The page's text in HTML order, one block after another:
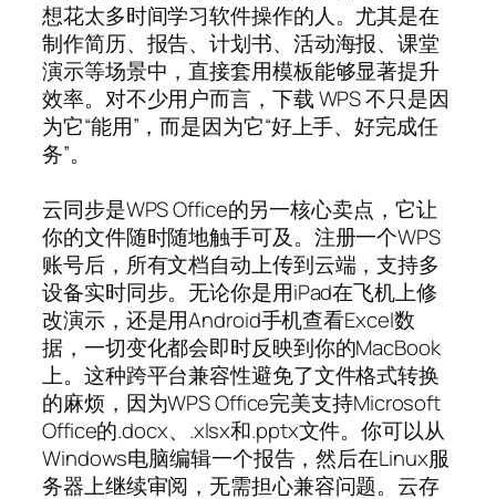
想花太多时间学习软件操作的人。尤其是在
制作简历、报告、计划书、活动海报、课堂
演示等场景中，直接套用模板能够显著提升
效率。对不少用户而言，下载 WPS 不只是因
为它“能用”，而是因为它“好上手、好完成任
务”。
云同步是WPS Office的另一核心卖点，它让
你的文件随时随地触手可及。注册一个WPS
账号后，所有文档自动上传到云端，支持多
设备实时同步。无论你是用iPad在飞机上修
改演示，还是用Android手机查看Excel数
据，一切变化都会即时反映到你的MacBook
上。这种跨平台兼容性避免了文件格式转换
的麻烦，因为WPS Office完美支持Microsoft
Office的.docx、.xlsx和.pptx文件。你可以从
Windows电脑编辑一个报告，然后在Linux服
务器上继续审阅，无需担心兼容问题。云存